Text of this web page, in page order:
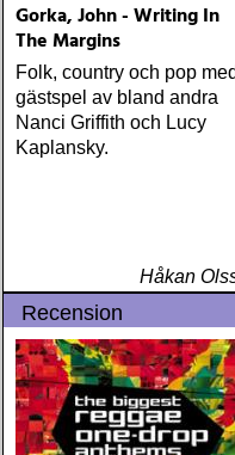
Gorka, John - Writing In
The Margins
Folk, country och pop med
gästspel av bland andra
Nanci Griffith och Lucy
Kaplansky.
Håkan
Recension